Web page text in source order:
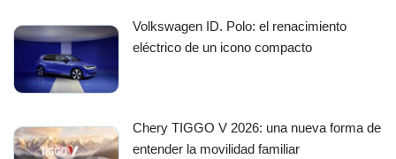
Volkswagen ID. Polo: el renacimiento
eléctrico de un icono compacto
Chery TIGGO V 2026: una nueva forma de
entender la movilidad familiar